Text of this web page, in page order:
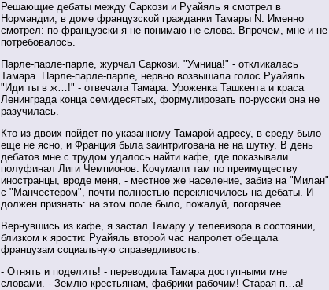
Решающие дебаты между Саркози и Руайяль я смотрел в
Нормандии, в доме французской гражданки Тамары N. Именно
смотрел: по-французски я не понимаю не слова. Впрочем, мне и не
потребовалось.
Парле-парле-парле, журчал Саркози. "Умница!" - откликалась
Тамара. Парле-парле-парле, нервно возвышала голос Руайяль.
"Иди ты в ж…!" - отвечала Тамара. Уроженка Ташкента и краса
Ленинграда конца семидесятых, формулировать по-русски она не
разучилась.
Кто из двоих пойдет по указанному Тамарой адресу, в среду было
еще не ясно, и Франция была заинтригована не на шутку. В день
дебатов мне с трудом удалось найти кафе, где показывали
полуфинал Лиги Чемпионов. Кочумали там по преимуществу
иностранцы, вроде меня, - местное же население, забив на "Милан"
с "Манчестером", почти полностью переключилось на дебаты. И
должен признать: на этом поле было, пожалуй, погорячее…
Вернувшись из кафе, я застал Тамару у телевизора в состоянии,
близком к ярости: Руайяль второй час напролет обещала
французам социальную справедливость.
- Отнять и поделить! - переводила Тамара доступными мне
словами. - Землю крестьянам, фабрики рабочим! Старая п…а!